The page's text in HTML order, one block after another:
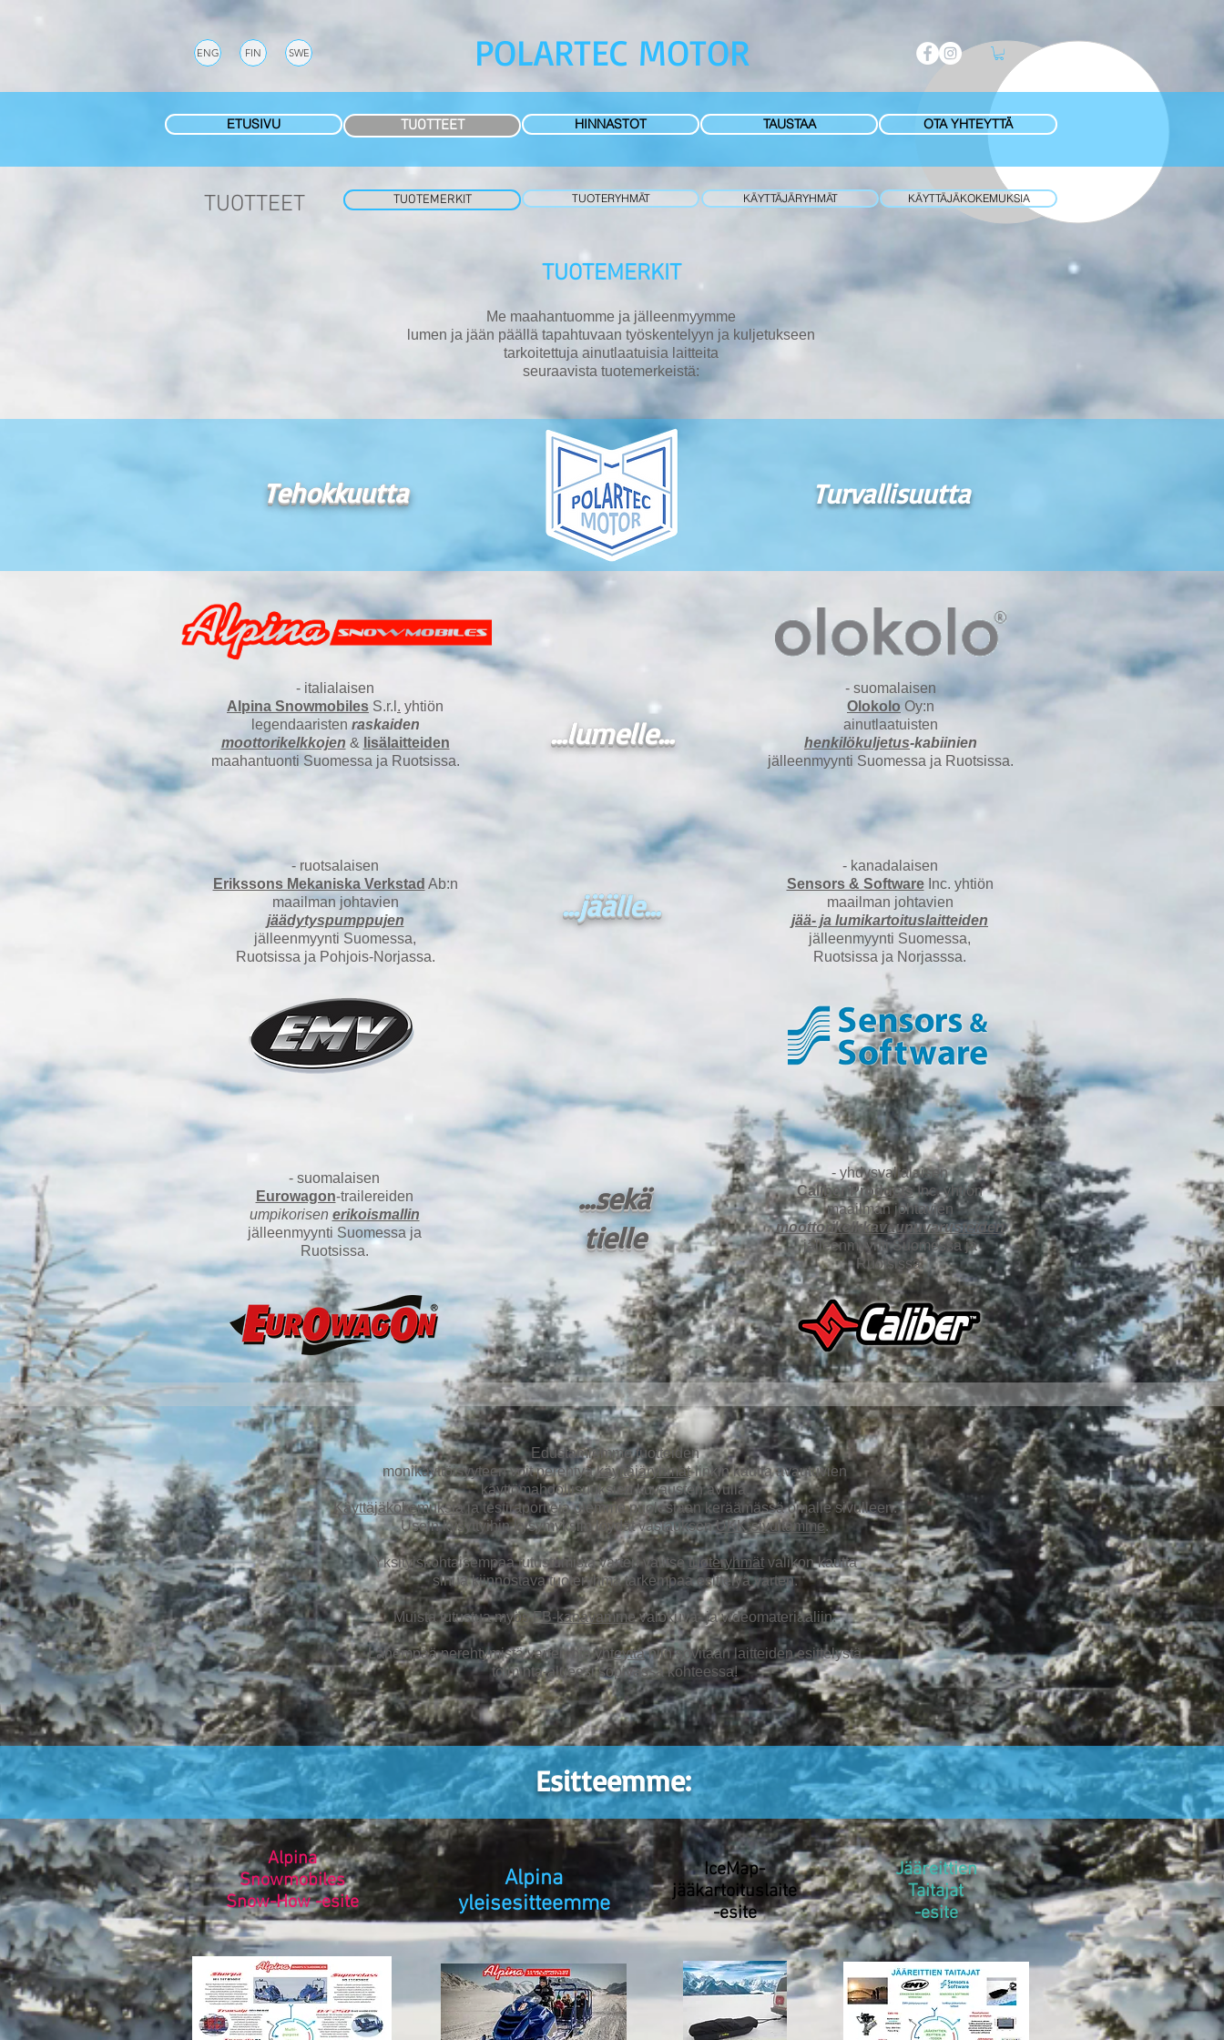
ENG FIN SWE POLARTEC MOTOR
ETUSIVU TUOTTEET HINNASTOT TAUSTAA OTA YHTEYTTÄ
TUOTTEET TUOTEMERKIT TUOTERYHMÄT KÄYTTÄJÄRYHMÄT KÄYTTÄJÄKOKEMUKSIA
TUOTEMERKIT
Me maahantuomme ja jälleenmyymme
lumen ja jään päällä tapahtuvaan työskentelyyn ja kuljetukseen
tarkoitettuja ainutlaatuisia laitteita
seuraavista tuotemerkeistä:
Tehokkuutta Turvallisuutta
- italialaisen
Alpina Snowmobiles S.r.l . yhtiön
legendaaristen raskaiden
moottorikelkkojen & lisälaitteiden
maahantuonti Suomessa ja Ruotsissa.
- suomalaisen
Olokolo Oy:n
ainutlaatuisten
henkilökuljetus-kabiinien
jälleenmyynti Suomessa ja Ruotsissa.
...lumelle...
...jäälle...
...sekä
tielle
​- ruotsalaisen
Erikssons Mekaniska Verkstad Ab:n
maailman johtavien
jäädytyspumppujen
jälleenmyynti Suomessa,
Ruotsissa ja Pohjois-Norjassa.
​- kanadalaisen
Sensors & SoftwareInc. yhtiön
maailman johtavien
jää- ja lumikartoituslaitteiden
jälleenmyynti Suomessa,
Ruotsissa ja Norjasssa.
​- yhdysvaltalaisen
Caliber ProductsInc. yhtiön
maailman johtavien
moottorikelkkavaunuvarusteiden
jälleenmyynti Suomessa ja
Ruotsissa.
​- suomalaisen
Eurowagon-trailereiden
umpikorisen erikoismallin
jälleenmyynti Suomessa ja
Ruotsissa.
Edustamiemme tuotteiden
monikäyttöisyyteen voit perehtyäkäyttäjäryhmät-linkin kautta avautuvien
käyttömahdollisuuksien kuvausten avulla.
Käyttäjäkokemuksiaja testiraportteja olemme puolestaan keräämässä omalle sivulleen.
Usein kysyttyihin kysymyksiin löydät vastauksenUKK-sivultamme.
Yksityiskohtaisempaa tutustumista varten valitsetuoteryhmätvalikon kautta
sinua kiinnostava tuoteryhmä tarkempaa esittelyä varten.
Muista tutustua myösFB-kanavammevalokuva- ja videomateriaaliin.
Lähempää perehtymistä varten otayhteyttäniin sovitaan laitteiden esittelystä
toiminta-alueesi sopivassa kohteessa!
Esitteemme:
Alpina
Snowmobiles
Snow-How -esite
Alpina
yleisesitteemme
IceMap-
jääkartoituslaite
-esite
Jääreittien
Taitajat
-esite